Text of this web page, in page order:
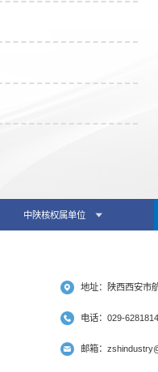
中陕核权属单位
地址：陕西西安市
电话：029-
邮箱：